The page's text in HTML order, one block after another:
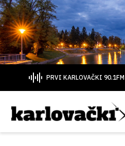
PRVI KARLOVAČKI 90.1FM